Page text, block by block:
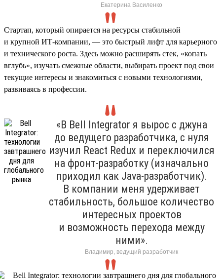
Екатерина Василенко
Стартап, который опирается на ресурсы стабильной
и крупной ИТ-компании, — это быстрый лифт для карьерного
и технического роста. Здесь можно расширять стек, «копать
вглубь», изучать смежные области, выбирать проект под свои
текущие интересы и знакомиться с новыми технологиями,
развиваясь в профессии.
«В Bell Integrator я вырос с джуна
до ведущего разработчика, с нуля
изучил React Redux и переключился
на фронт-разработку (изначально
приходил как Java-разработчик).
В компании меня удерживает
стабильность, большое количество
интересных проектов
и возможность перехода между
ними».
Владимир, ведущий разработчик